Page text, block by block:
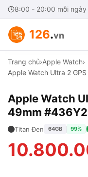
8:00 - 20:00 mỗi ngày
126.vn
Trang chủ›Apple Watch›
Apple Watch Ultra 2
Apple Watch
49mm
Titan Đen 64GB 99%